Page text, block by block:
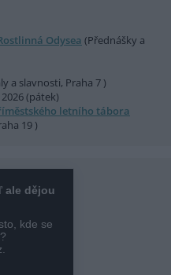
Odysea (Přednášky a
a slavnosti, Praha 7 )
(pátek)
letního tábora
19 )